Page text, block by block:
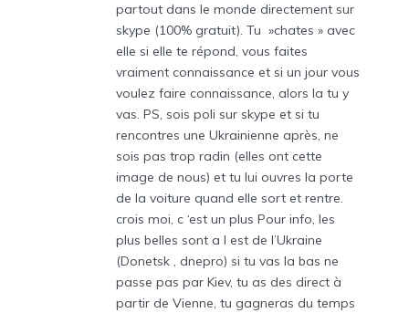
partout dans le monde directement sur
skype (100% gratuit). Tu »chates » avec
elle si elle te répond, vous faites
vraiment connaissance et si un jour vous
voulez faire connaissance, alors la tu y
vas. PS, sois poli sur skype et si tu
rencontres une Ukrainienne après, ne
sois pas trop radin (elles ont cette
image de nous) et tu lui ouvres la porte
de la voiture quand elle sort et rentre.
crois moi, c ‘est un plus Pour info, les
plus belles sont a l est de l’Ukraine
(Donetsk , dnepro) si tu vas la bas ne
passe pas par Kiev, tu as des direct à
partir de Vienne, tu gagneras du temps